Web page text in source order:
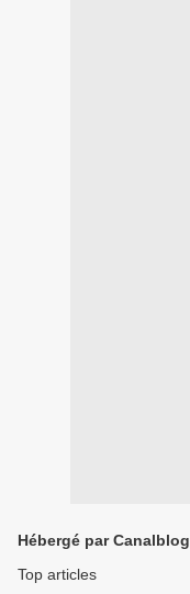
Hébergé par Canalblog
Top articles